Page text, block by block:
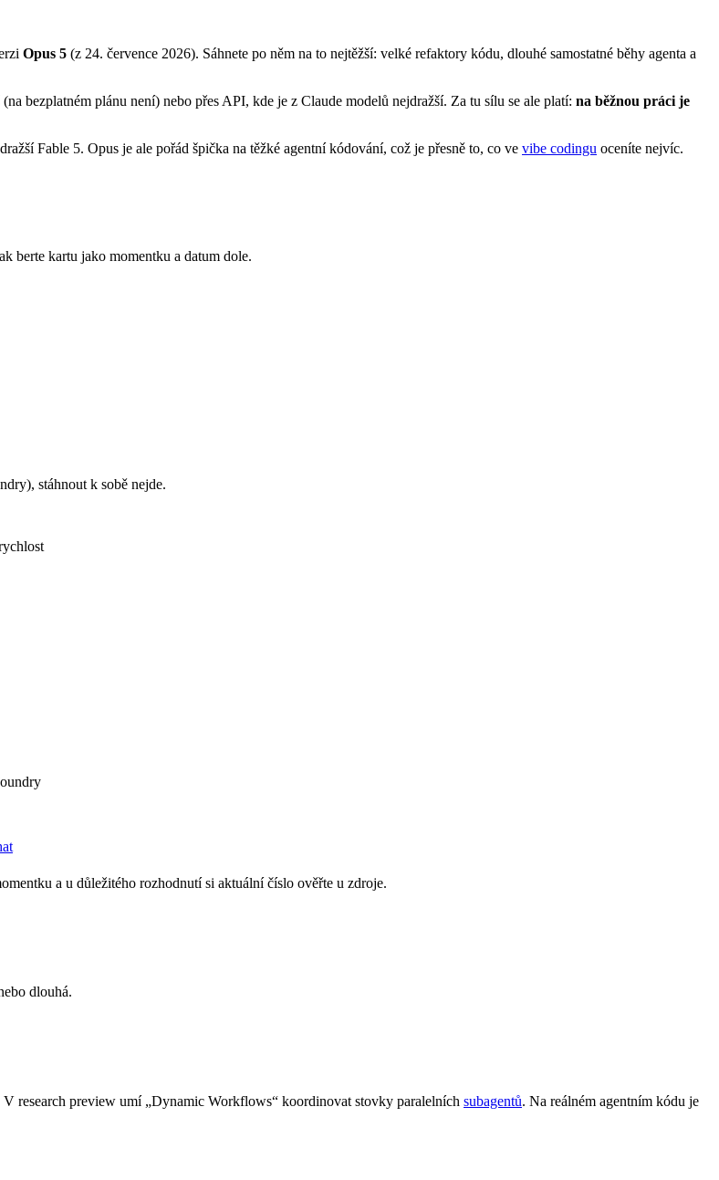
Opus 5 (z 24. července 2026). Sáhnete po něm na to nejtěžší: velké refaktory kódu, dlouhé samostatné běhy agenta a
bezplatném plánu není) nebo přes API, kde je z Claude modelů nejdražší. Za tu sílu se ale platí: na běžnou práci je
Fable 5. Opus je ale pořád špička na těžké agentní kódování, což je přesně to, co ve vibe codingu oceníte nejvíc.
berte kartu jako momentku a datum dole.
stáhnout k sobě nejde.
a u důležitého rozhodnutí si aktuální číslo ověřte u zdroje.
dlouhá.
research preview umí „Dynamic Workflows“ koordinovat stovky paralelních subagentů. Na reálném agentním kódu je